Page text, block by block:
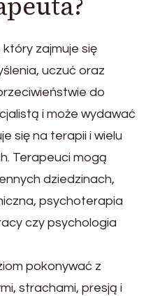
zajmuje się
uczuć oraz
do
i może wydawać
się na terapii i wielu
Terapeuci mogą
dziedzinach,
psychoterapia
czy psychologia
pokonywać z
strachami, presją i